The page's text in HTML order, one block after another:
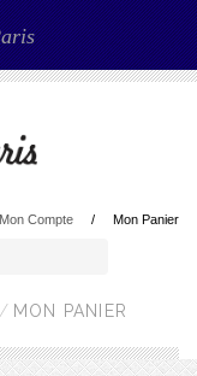
Mon Panier
Mon Compte
MON PANIER